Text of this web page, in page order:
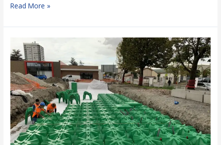
Read More »
Bassin
de
rétention/infiltration
EP
TRITON
VOUTE
306m3
–
RIVE
DE